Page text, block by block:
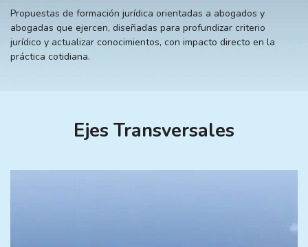
Propuestas de formación jurídica orientadas a abogados y
abogadas que ejercen, diseñadas para profundizar criterio
jurídico y actualizar conocimientos, con impacto directo en la
práctica cotidiana.
Ejes Transversales